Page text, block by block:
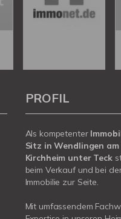
PROFIL
Als kompetenter
Sitz in Wendlingen
Kirchheim unter Teck
beim Verkauf und bei
Immobilie zur Seite.
Mit umfassendem